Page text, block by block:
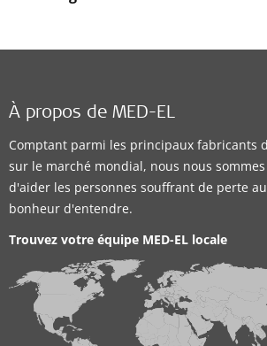
À propos de MED-EL
Comptant parmi les principaux fabricants
sur le marché mondial, nous nous
d'aider les personnes souffrant de perte
bonheur d'entendre.
Trouvez votre équipe MED-EL locale